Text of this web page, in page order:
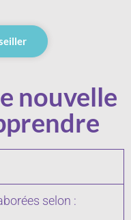
nouvelle
selon :